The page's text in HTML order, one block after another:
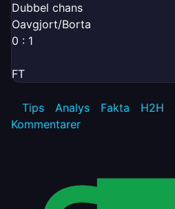
Dubbel chans
Oavgjort/Borta
0 : 1
FT
Tips Analys Fakta H2H
Kommentarer